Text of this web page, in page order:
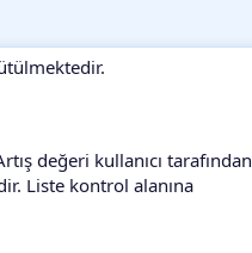
değeri kullanıcı tarafından
Liste kontrol alanına